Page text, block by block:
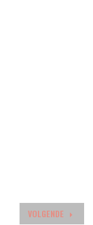
VOLGENDE